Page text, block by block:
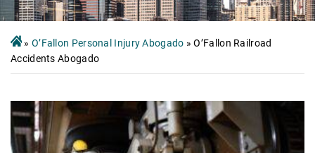
» O’Fallon Personal Injury Abogado »O’Fallon Railroad
Accidents Abogado